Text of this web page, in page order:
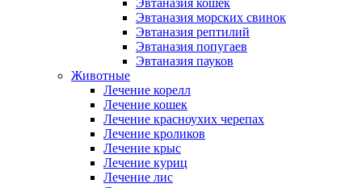
Эвтаназия кошек
Эвтаназия морских свинок
Эвтаназия рептилий
Эвтаназия попугаев
Эвтаназия пауков
Животные
Лечение корелл
Лечение кошек
Лечение красноухих черепах
Лечение кроликов
Лечение крыс
Лечение куриц
Лечение лис